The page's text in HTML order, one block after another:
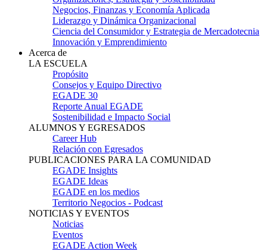
Negocios, Finanzas y Economía Aplicada
Liderazgo y Dinámica Organizacional
Ciencia del Consumidor y Estrategia de Mercadotecnia
Innovación y Emprendimiento
Acerca de
LA ESCUELA
Propósito
Consejos y Equipo Directivo
EGADE 30
Reporte Anual EGADE
Sostenibilidad e Impacto Social
ALUMNOS Y EGRESADOS
Career Hub
Relación con Egresados
PUBLICACIONES PARA LA COMUNIDAD
EGADE Insights
EGADE Ideas
EGADE en los medios
Territorio Negocios - Podcast
NOTICIAS Y EVENTOS
Noticias
Eventos
EGADE Action Week